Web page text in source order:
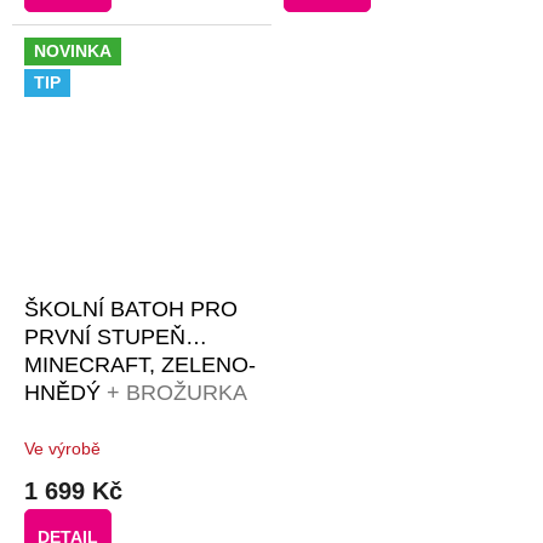
NOVINKA
TIP
ŠKOLNÍ BATOH PRO
PRVNÍ STUPEŇ
MINECRAFT, ZELENO-
HNĚDÝ + BROŽURKA
NÁPADŮ + 30 KS
ČERNÝCH PIXELŮ
Ve výrobě
1 699 Kč
DETAIL